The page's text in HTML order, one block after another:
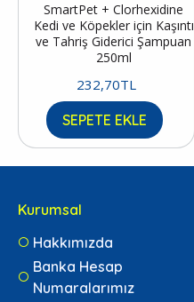
SmartPet + Clorhexidine
Kedi ve Köpekler için Kaşıntı
ve Tahriş Giderici Şampuan
250ml
232,70TL
SEPETE EKLE
Kurumsal
Hakkımızda
Banka Hesap
Numaralarımız